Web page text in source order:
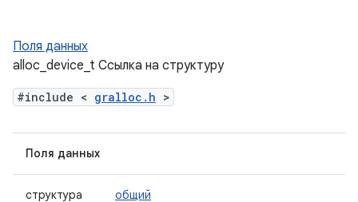
Поля данных
alloc_device_t Ссылка на структуру
#include < gralloc.h >
Поля данных
структура
общий